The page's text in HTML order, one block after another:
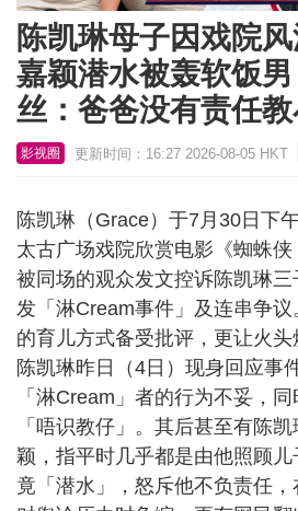
陈凯琳母子因戏院
嘉颖潜水被轰软饭
丝：爸爸没有责任
影视圈 更新时间：16:27 2026-08-05 HKT
陈凯琳（Grace）于7月30日下
太古广场戏院欣赏电影《蜘蛛
被同场的观众发文控诉陈凯琳三
发「淋Cream事件」及连串争
的育儿方式备受批评，更让火头
陈凯琳昨日（4日）现身回应事
「淋Cream」者的行为不妥，
「唔识教仔」。其后甚至有陈
颖，指平时几乎都是由他照顾
竟「潜水」，怒斥他不负责任